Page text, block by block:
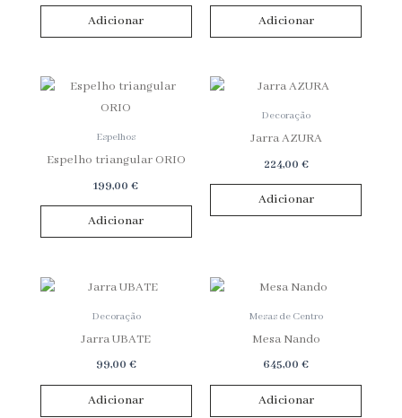
Adicionar Adicionar
Espelhos
Espelho triangular ORIO
199,00€
Adicionar
Decoração
Jarra AZURA
224,00 €
Adicionar
Decoração
Jarra UBATE
99,00 €
Adicionar
Mesas de Centro
Mesa Nando
645,00€
Adicionar